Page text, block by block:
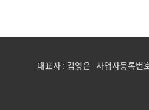
대표자 : 김영은 사업자등록